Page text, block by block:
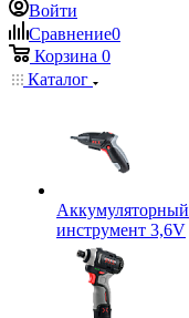
Войти
Сравнение0
Корзина 0
Каталог
Аккумуляторный
инструмент 3,6V